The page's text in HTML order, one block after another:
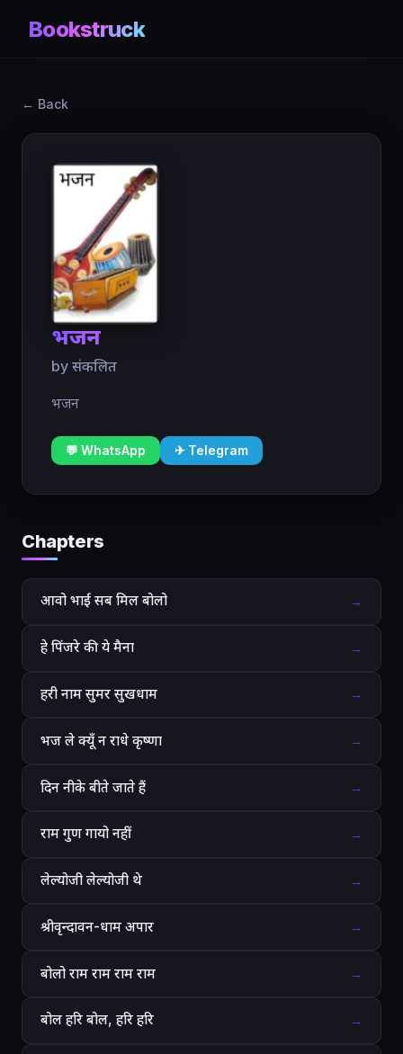
Bookstruck
← Back
भजन
by संकलित
भजन
💬 WhatsApp ✈ Telegram
Chapters
आवो भाई सब मिल बोलो →
हे पिंजरे की ये मैना →
हरी नाम सुमर सुखधाम →
भज ले क्यूँ न राधे कृष्णा →
दिन नीके बीते जाते हैं →
राम गुण गायो नहीं →
लेल्योजी लेल्योजी थे →
श्रीवृन्दावन-धाम अपार →
बोलो राम राम राम राम →
बोल हरि बोल, हरि हरि →